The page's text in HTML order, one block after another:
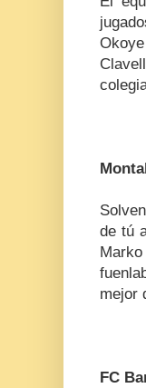
de tú
mejor
FC